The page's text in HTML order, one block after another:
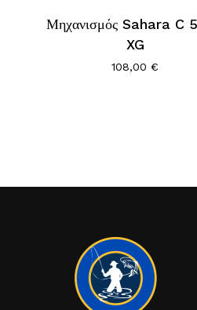
Μηχανισμός Sahara C
XG
108,00€